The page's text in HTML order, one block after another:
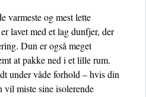
varmeste og mest lette
lavet med et lag dunfjer, der
Dun er også meget
at pakke ned i et lille rum.
under våde forhold – hvis din
vil miste sine isolerende